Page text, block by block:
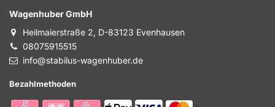
Wagenhuber GmbH
Heilmaierstraße 2, D-83123 Evenhausen
08075915515
info@stabilus-wagenhuber.de
Bezahlmethoden